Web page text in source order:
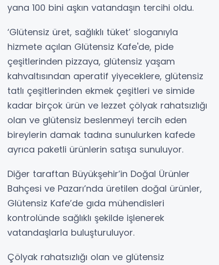
yana 100 bini aşkın vatandaşın tercihi oldu.
‘Glütensiz üret, sağlıklı tüket’ sloganıyla
hizmete açılan Glütensiz Kafe'de, pide
çeşitlerinden pizzaya, glütensiz yaşam
kahvaltısından aperatif yiyeceklere, glütensiz
tatlı çeşitlerinden ekmek çeşitleri ve simide
kadar birçok ürün ve lezzet çölyak rahatsızlığı
olan ve glütensiz beslenmeyi tercih eden
bireylerin damak tadına sunulurken kafede
ayrıca paketli ürünlerin satışa sunuluyor.
Diğer taraftan Büyükşehir’in Doğal Ürünler
Bahçesi ve Pazarı’nda üretilen doğal ürünler,
Glütensiz Kafe’de gıda mühendisleri
kontrolünde sağlıklı şekilde işlenerek
vatandaşlarla buluşturuluyor.
Çölyak rahatsızlığı olan ve glütensiz